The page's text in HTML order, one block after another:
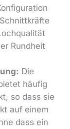
Rundheit
Die
häufig
so dass sie
auf einem
dass ein